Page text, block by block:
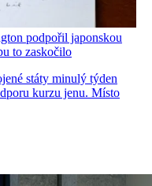
podpořil japonskou
to zaskočilo
státy minulý týden
kurzu jenu. Místo